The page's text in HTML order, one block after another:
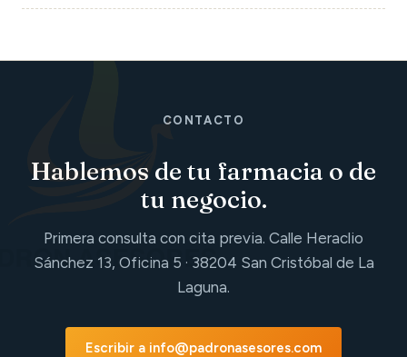
CONTACTO
Hablemos de tu farmacia o de
tu negocio.
Primera consulta con cita previa. Calle Heraclio
Sánchez 13, Oficina 5 · 38204 San Cristóbal de La
Laguna.
Escribir a info@padronasesores.com